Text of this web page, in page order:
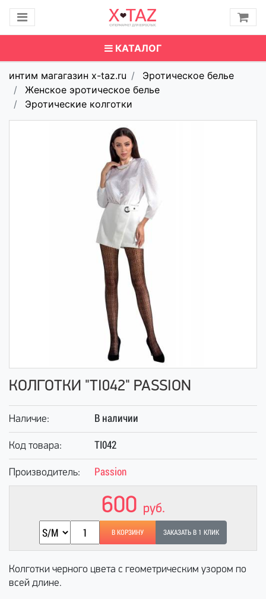
КАТАЛОГ
интим магагазин x-taz.ru
Эротическое белье
Женское эротическое белье
Эротические колготки
КОЛГОТКИ "TI042" PASSION
Наличие: В наличии
Код товара: TI042
Производитель: Passion
600 руб.
В КОРЗИНУ ЗАКАЗАТЬ В 1 КЛИК
Колготки черного цвета с геометрическим узором по
всей длине.